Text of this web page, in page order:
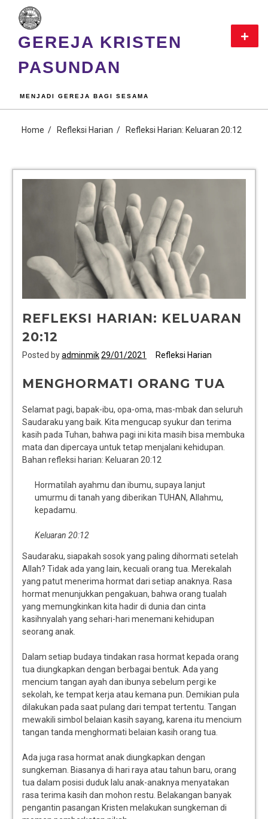
GEREJA KRISTEN
PASUNDAN
MENJADI GEREJA BAGI SESAMA
Home Refleksi Harian Refleksi Harian: Keluaran 20:12
REFLEKSI HARIAN: KELUARAN
20:12
Posted byadminmik29/01/2021 Refleksi Harian
MENGHORMATI ORANG TUA
Selamat pagi, bapak-ibu, opa-oma, mas-mbak dan seluruh
Saudaraku yang baik. Kita mengucap syukur dan terima
kasih pada Tuhan, bahwa pagi ini kita masih bisa membuka
mata dan dipercaya untuk tetap menjalani kehidupan.
Bahan refleksi harian: Keluaran 20:12
Hormatilah ayahmu dan ibumu, supaya lanjut
umurmu di tanah yang diberikan TUHAN, Allahmu,
kepadamu.
Keluaran 20:12
Saudaraku, siapakah sosok yang paling dihormati setelah
Allah? Tidak ada yang lain, kecuali orang tua. Merekalah
yang patut menerima hormat dari setiap anaknya. Rasa
hormat menunjukkan pengakuan, bahwa orang tualah
yang memungkinkan kita hadir di dunia dan cinta
kasihnyalah yang sehari-hari menemani kehidupan
seorang anak.
Dalam setiap budaya tindakan rasa hormat kepada orang
tua diungkapkan dengan berbagai bentuk. Ada yang
mencium tangan ayah dan ibunya sebelum pergi ke
sekolah, ke tempat kerja atau kemana pun. Demikian pula
dilakukan pada saat pulang dari tempat tertentu. Tangan
mewakili simbol belaian kasih sayang, karena itu mencium
tangan tanda menghormati belaian kasih orang tua.
Ada juga rasa hormat anak diungkapkan dengan
sungkeman. Biasanya di hari raya atau tahun baru, orang
tua dalam posisi duduk lalu anak-anaknya menyatakan
rasa terima kasih dan mohon restu. Belakangan banyak
pengantin pasangan Kristen melakukan sungkeman di